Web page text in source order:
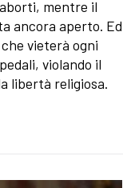
mentre il
ancora aperto. Ed
vieterà ogni
violando il
libertà religiosa.